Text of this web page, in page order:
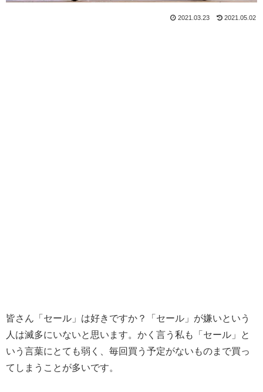
2021.03.23 2021.05.02
皆さん「セール」は好きですか？「セール」が嫌いという
人は滅多にいないと思います。かく言う私も「セール」と
いう言葉にとても弱く、毎回買う予定がないものまで買っ
てしまうことが多いです。